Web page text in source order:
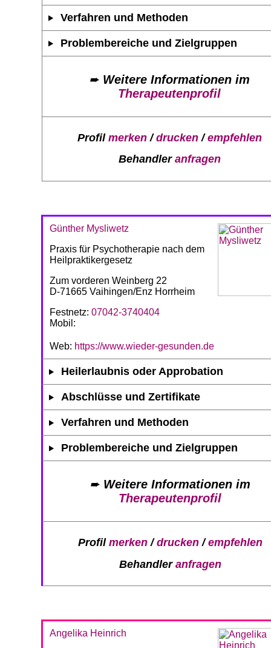
Verfahren und Methoden
Problembereiche und Zielgruppen
➨ Weitere Informationen im
Therapeutenprofil
Profil merken/drucken/empfehlen
Behandler anfragen
Günther Mysliwetz
Praxis für Psychotherapie nach dem
Heilpraktikergesetz
Zum vorderen Weinberg 22
D-71665 Vaihingen/Enz Horrheim
Festnetz: 07042-3740404
Mobil:
Web: https://www.wieder-gesunden.de
Heilerlaubnis oder Approbation
Abschlüsse und Zertifikate
Verfahren und Methoden
Problembereiche und Zielgruppen
➨ Weitere Informationen im
Therapeutenprofil
Profil merken/drucken/empfehlen
Behandler anfragen
Angelika Heinrich